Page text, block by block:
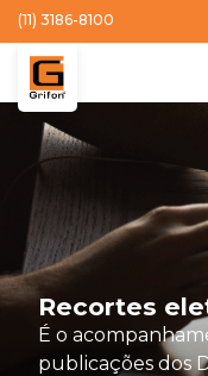
(11) 3186-8100
Recortes
É o
publicações dos